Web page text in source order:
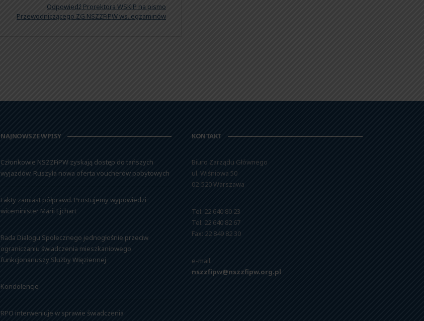
Odpowiedź Prorektora WSKiP na pismo
Przewodniczącego ZG NSZZFiPW ws. egzaminów
NAJNOWSZE WPISY
Członkowie NSZZFiPW zyskają dostęp do tańszych
wyjazdów. Ruszyła nowa oferta voucherów pobytowych
Fakty zamiast półprawd. Prostujemy wypowiedzi
wiceminister Marii Ejchart
Rada Dialogu Społecznego jednogłośnie przeciw
ograniczaniu świadczenia mieszkaniowego
funkcjonariuszy Służby Więziennej
Kondolencje
RPO interweniuje w sprawie świadczenia
KONTAKT
Biuro Zarządu Głównego
ul. Wiśniowa 50
02-520 Warszawa
Tel: 22 640 80 23
Tel: 22 640 82 67
Fax: 22 849 82 30
e-mail:
nszzfipw@nszzfipw.org.pl